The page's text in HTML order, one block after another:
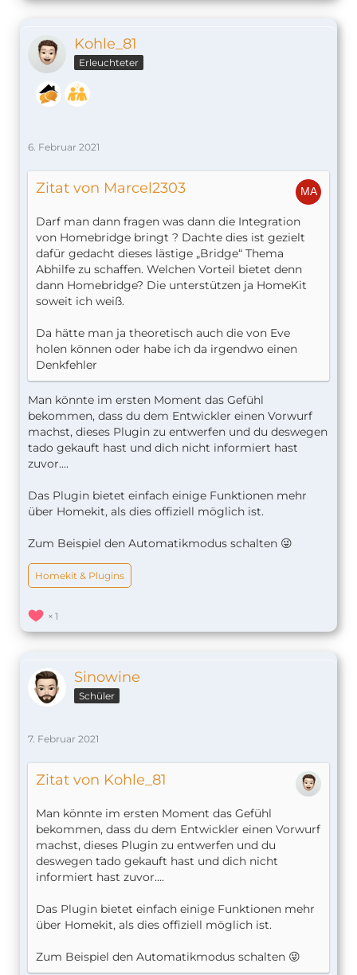
Kohle_81
Erleuchteter
6. Februar 2021
Zitat von Marcel2303
Darf man dann fragen was dann die Integration
von Homebridge bringt ? Dachte dies ist gezielt
dafür gedacht dieses lästige „Bridge“ Thema
Abhilfe zu schaffen. Welchen Vorteil bietet denn
dann Homebridge? Die unterstützen ja HomeKit
soweit ich weiß.
Da hätte man ja theoretisch auch die von Eve
holen können oder habe ich da irgendwo einen
Denkfehler
Man könnte im ersten Moment das Gefühl
bekommen, dass du dem Entwickler einen Vorwurf
machst, dieses Plugin zu entwerfen und du deswegen
tado gekauft hast und dich nicht informiert hast
zuvor....
Das Plugin bietet einfach einige Funktionen mehr
über Homekit, als dies offiziell möglich ist.
Zum Beispiel den Automatikmodus schalten 😜
Homekit & Plugins
1
Sinowine
Schüler
7. Februar 2021
Zitat von Kohle_81
Man könnte im ersten Moment das Gefühl
bekommen, dass du dem Entwickler einen Vorwurf
machst, dieses Plugin zu entwerfen und du
deswegen tado gekauft hast und dich nicht
informiert hast zuvor....
Das Plugin bietet einfach einige Funktionen mehr
über Homekit, als dies offiziell möglich ist.
Zum Beispiel den Automatikmodus schalten 😜